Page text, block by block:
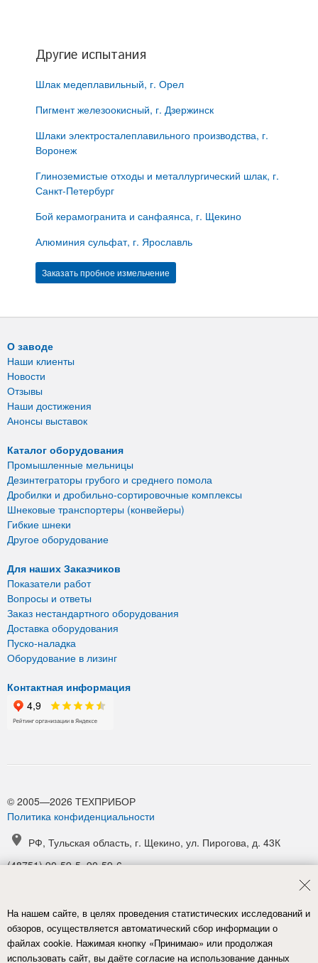
Другие испытания
Шлак медеплавильный, г. Орел
Пигмент железоокисный, г. Дзержинск
Шлаки электросталеплавильного производства, г.
Воронеж
Глиноземистые отходы и металлургический шлак, г.
Санкт-Петербург
Бой керамогранита и санфаянса, г. Щекино
Алюминия сульфат, г. Ярославль
Заказать пробное измельчение
О заводе
Наши клиенты
Новости
Отзывы
Наши достижения
Анонсы выставок
Каталог оборудования
Промышленные мельницы
Дезинтеграторы грубого и среднего помола
Дробилки и дробильно-сортировочные комплексы
Шнековые транспортеры (конвейеры)
Гибкие шнеки
Другое оборудование
Для наших Заказчиков
Показатели работ
Вопросы и ответы
Заказ нестандартного оборудования
Доставка оборудования
Пуско-наладка
Оборудование в лизинг
Контактная информация
© 2005—2026 ТЕХПРИБОР
Политика конфиденциальности
РФ, Тульская область, г. Щекино, ул. Пирогова, д. 43К
(48751) 90-59-5, 90-59-6
Карта проезда
На нашем сайте, в целях проведения статистических исследований и
обзоров, осуществляется автоматический сбор информации о
файлах cookie. Нажимая кнопку «Принимаю» или продолжая
использовать сайт, вы даёте согласие на использование данных